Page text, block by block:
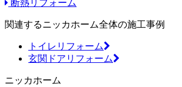
断熱リフォーム
関連するニッカホーム全体の施工事例
トイレリフォーム
玄関ドアリフォーム
ニッカホーム